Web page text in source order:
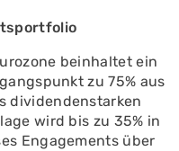
beinhaltet ein
zu 75% aus
dividendenstarken
wird bis zu 35% in
Engagements über